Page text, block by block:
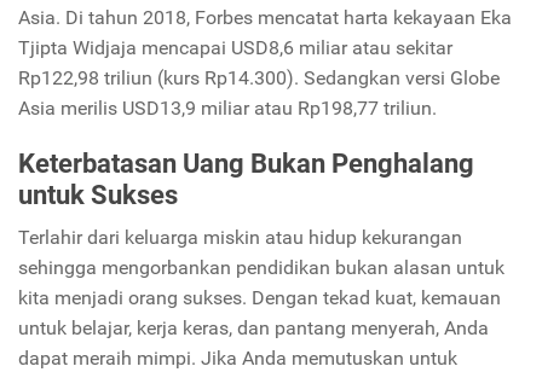
Asia. Di tahun 2018, Forbes mencatat harta kekayaan Eka
Tjipta Widjaja mencapai USD8,6 miliar atau sekitar
Rp122,98 triliun (kurs Rp14.300). Sedangkan versi Globe
Asia merilis USD13,9 miliar atau Rp198,77 triliun.
Keterbatasan Uang Bukan Penghalang
untuk Sukses
Terlahir dari keluarga miskin atau hidup kekurangan
sehingga mengorbankan pendidikan bukan alasan untuk
kita menjadi orang sukses. Dengan tekad kuat, kemauan
untuk belajar, kerja keras, dan pantang menyerah, Anda
dapat meraih mimpi. Jika Anda memutuskan untuk